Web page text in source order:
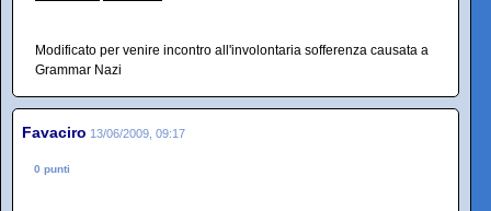
Modificato per venire incontro all'involontaria sofferenza causata a
Grammar Nazi
Favaciro 13/06/2009, 09:17
0 punti